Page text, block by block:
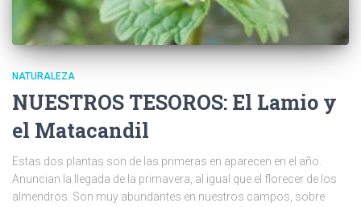
NATURALEZA
NUESTROS TESOROS: El Lamio y
el Matacandil
Estas dos plantas son de las primeras en aparecen en el año.
Anuncian la llegada de la primavera, al igual que el florecer de los
almendros. Son muy abundantes en nuestros campos, sobre